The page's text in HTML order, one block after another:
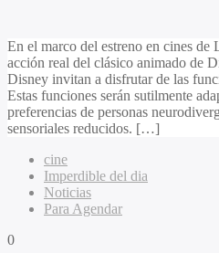
En el marco del estreno en cines
acción real del clásico animado de
Disney invitan a disfrutar de las
Estas funciones serán sutilmente
preferencias de personas
sensoriales reducidos. […]
cine
Imperdible del dia
Noticias
Para Agendar
0